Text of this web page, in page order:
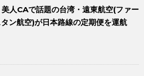
人CAで話題の台湾・遠東航空(ファー
ン航空)が日本路線の定期便を運航